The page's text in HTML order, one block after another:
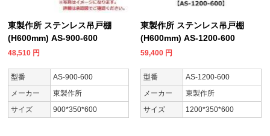
東製作所 ステンレス吊戸棚
(H600mm) AS-900-600
48,510 円
型番
AS-900-600
メーカー
東製作所
サイズ
900*350*600
東製作所 ステンレス吊戸棚
(H600mm) AS-1200-600
59,400 円
型番
AS-1200-600
メーカー
東製作所
サイズ
1200*350*600